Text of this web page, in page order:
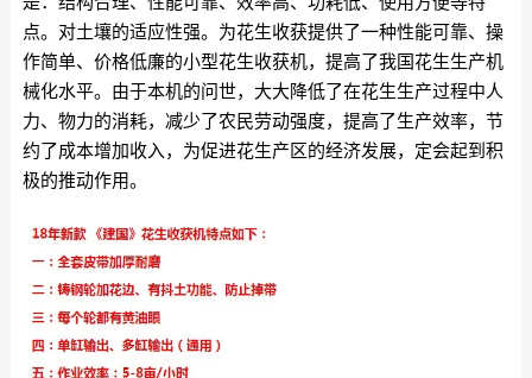
点。对土壤的适应性强。为花生收获提供了一种性能可靠、操
作简单、价格低廉的小型花生收获机，提高了我国花生生产机
械化水平。由于本机的问世，大大降低了在花生生产过程中人
力、物力的消耗，减少了农民劳动强度，提高了生产效率，节
约了成本增加收入，为促进花生产区的经济发展，定会起到积
极的推动作用。